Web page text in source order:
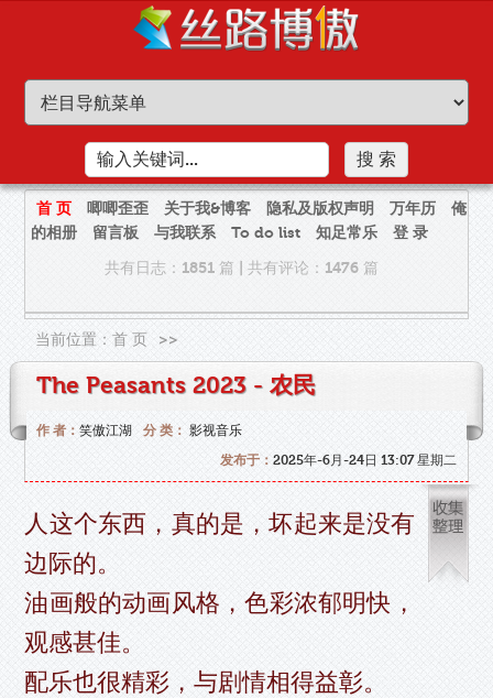
首 页 唧唧歪歪 关于我&博客 隐私及版权声明 万年历
俺
的相册
留言板 与我联系 To do list 知足常乐
登 录
共有日志：1851 篇
共有评论：1476 篇
当前位置：首 页 >>
The Peasants 2023 - 农民
作 者：笑傲江湖 分 类： 影视音乐
发布于： 2025年-6月-24日 13:07 星期二
人这个东西，真的是，坏起来是没有
边际的。
油画般的动画风格，色彩浓郁明快，
观感甚佳。
配乐也很精彩，与剧情相得益彰。